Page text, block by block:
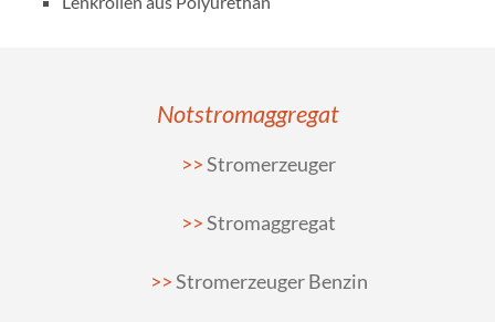
Notstromaggregat
Stromerzeuger
Stromaggregat
Stromerzeuger Benzin